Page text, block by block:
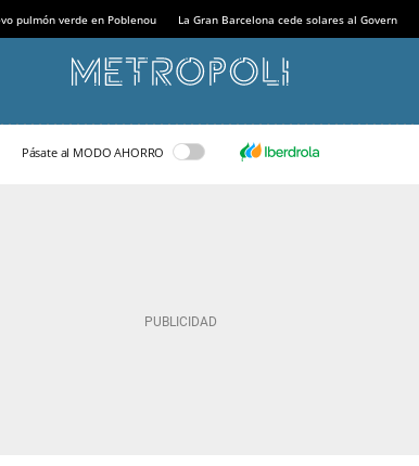
pulmón verde en Poblenou La Gran Barcelona cede solares al Govern
Pásate al MODO AHORRO